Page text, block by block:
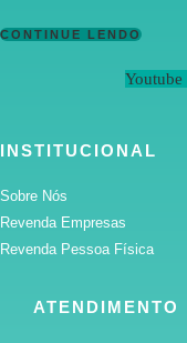
CONTINUE LENDO
Youtube
INSTITUCIONAL
Sobre Nós
Revenda Empresas
Revenda Pessoa Física
ATENDIMENTO